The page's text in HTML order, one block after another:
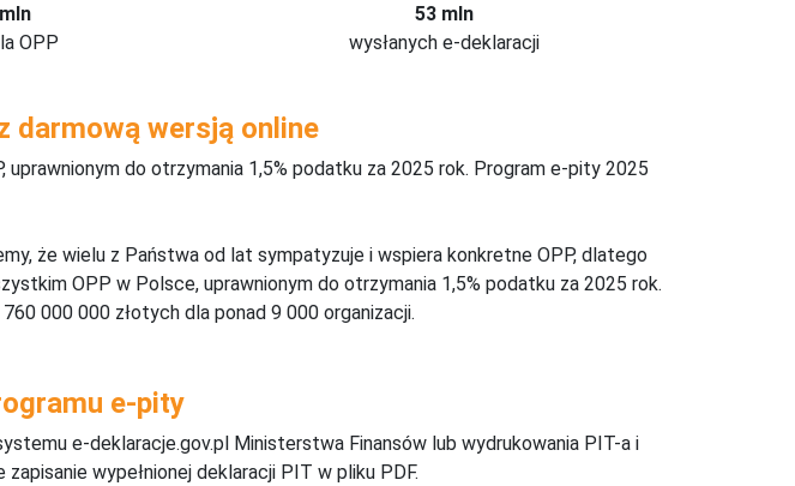
OPP
53 mln
wysłanych e-deklaracji
darmową wersją online
do otrzymania 1,5% podatku za 2025 rok. Program e-pity 2025
że wielu z Państwa od lat sympatyzuje i wspiera konkretne OPP, dlatego
OPP w Polsce, uprawnionym do otrzymania 1,5% podatku za 2025 rok.
000 000 złotych dla ponad 9 000 organizacji.
e-pity
e-deklaracje.gov.pl Ministerstwa Finansów lub wydrukowania PIT-a i
wypełnionej deklaracji PIT w pliku PDF.